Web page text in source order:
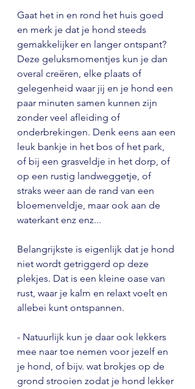
Gaat het in en rond het huis goed
en merk je dat je hond steeds
gemakkelijker en langer ontspant?
Deze geluksmomentjes kun je dan
overal creëren, elke plaats of
gelegenheid waar jij en je hond een
paar minuten samen kunnen zijn
zonder veel afleiding of
onderbrekingen. Denk eens aan een
leuk bankje in het bos of het park,
of bij een grasveldje in het dorp, of
op een rustig landweggetje, of
straks weer aan de rand van een
bloemenveldje, maar ook aan de
waterkant enz enz...
Belangrijkste is eigenlijk dat je hond
niet wordt getriggerd op deze
plekjes. Dat is een kleine oase van
rust, waar je kalm en relaxt voelt en
allebei kunt ontspannen.
- Natuurlijk kun je daar ook lekkers
mee naar toe nemen voor jezelf en
je hond, of bijv. wat brokjes op de
grond strooien zodat je hond lekker